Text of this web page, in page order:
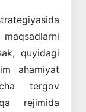
quyidagi
ahamiyat
tergov
rejimida